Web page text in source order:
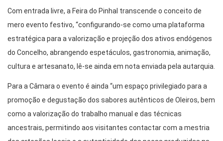
Com entrada livre, a Feira do Pinhal transcende o conceito de
mero evento festivo, “configurando-se como uma plataforma
estratégica para a valorização e projeção dos ativos endógenos
do Concelho, abrangendo espetáculos, gastronomia, animação,
cultura e artesanato, lê-se ainda em nota enviada pela autarquia.
Para a Câmara o evento é ainda “um espaço privilegiado para a
promoção e degustação dos sabores autênticos de Oleiros, bem
como a valorização do trabalho manual e das técnicas
ancestrais, permitindo aos visitantes contactar com a mestria